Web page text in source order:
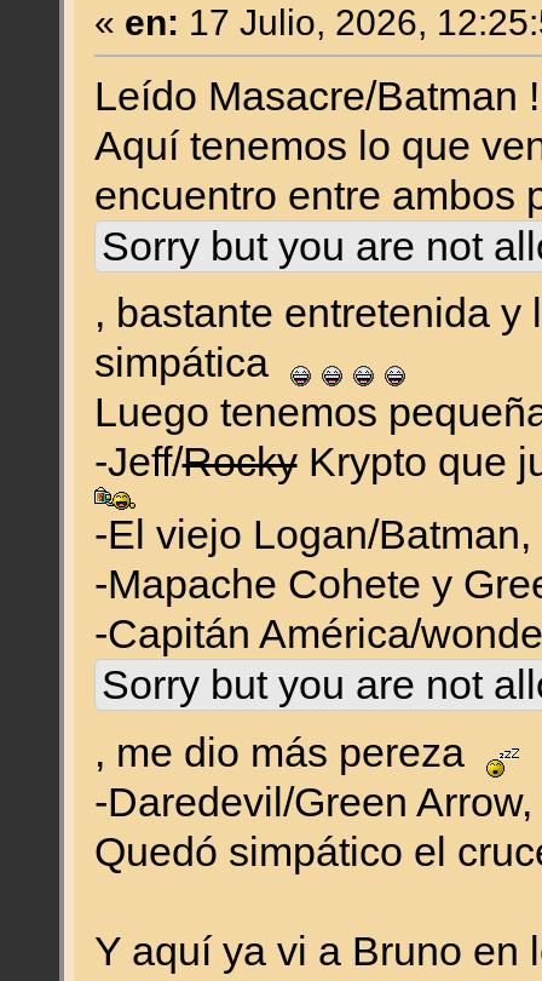
« en: 17 Julio, 2026,
Leído Masacre/
Aquí tenemos lo que
encuentro entre ambos
Sorry but you are not
, bastante entretenida y
simpática
Luego tenemos
-Jeff/RockyKrypto que
-El viejo Logan/
-Mapache Cohete y
-Capitán América/
Sorry but you are not
, me dio más pereza
-Daredevil/Green
Quedó simpático el
Y aquí ya vi a Bruno